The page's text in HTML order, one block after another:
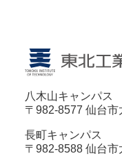
八木山キャンパス
〒982-8577 仙台
長町キャンパス
〒982-8588 仙台